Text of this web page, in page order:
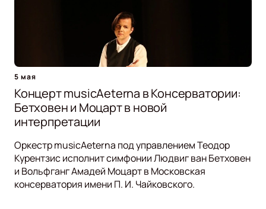
5 мая
Концерт musicAeterna в Консерватории:
Бетховен и Моцарт в новой
интерпретации
Оркестр musicAeterna под управлением Теодор
Курентзис исполнит симфонии Людвиг ван Бетховен
и Вольфганг Амадей Моцарт в Московская
консерватория имени П. И. Чайковского.